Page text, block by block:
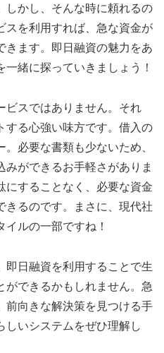
しかし、そんな時に頼れるの
スを利用すれば、急な資金が
きます。即日融資の魅力をあ
緒に探っていきましょう！
ビスではありません。それ
する心強い味方です。借入の
必要な書類も少ないため、
みができるお手軽さがありま
にすることなく、必要な資金
きるのです。まさに、現代社
ルの一部ですね！
即日融資を利用することで生
ができるかもしれません。急
前向きな解決策を見つける手
しいシステムをぜひ理解し